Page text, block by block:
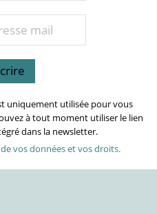
uniquement utilisée pour vous
à tout moment utiliser le lien
dans la newsletter.
vos données et vos droits.